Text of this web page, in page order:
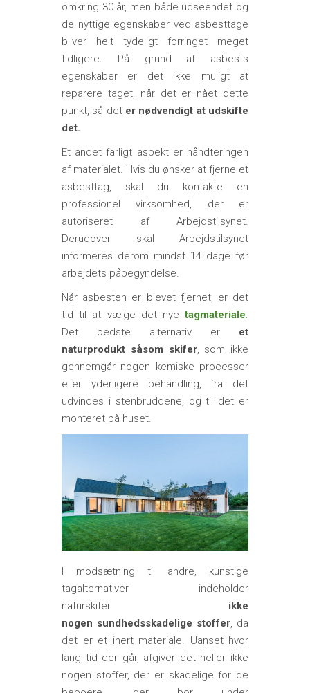
omkring 30 år, men både udseendet og
de nyttige egenskaber ved asbesttage
bliver helt tydeligt forringet meget
tidligere. På grund af asbests
egenskaber er det ikke muligt at
reparere taget, når det er nået dette
punkt, så det er nødvendigt at udskifte
det.
Et andet farligt aspekt er håndteringen
af materialet. Hvis du ønsker at fjerne et
asbesttag, skal du kontakte en
professionel virksomhed, der er
autoriseret af Arbejdstilsynet.
Derudover skal Arbejdstilsynet
informeres derom mindst 14 dage før
arbejdets påbegyndelse.
Når asbesten er blevet fjernet, er det
tid til at vælge det nyetagmateriale.
Det bedste alternativ er et
naturprodukt såsom skifer, som ikke
gennemgår nogen kemiske processer
eller yderligere behandling, fra det
udvindes i stenbruddene, og til det er
monteret på huset.
I modsætning til andre, kunstige
tagalternativer indeholder
naturskifer ikke
nogen sundhedsskadelige stoffer, da
det er et inert materiale. Uanset hvor
lang tid der går, afgiver det heller ikke
nogen stoffer, der er skadelige for de